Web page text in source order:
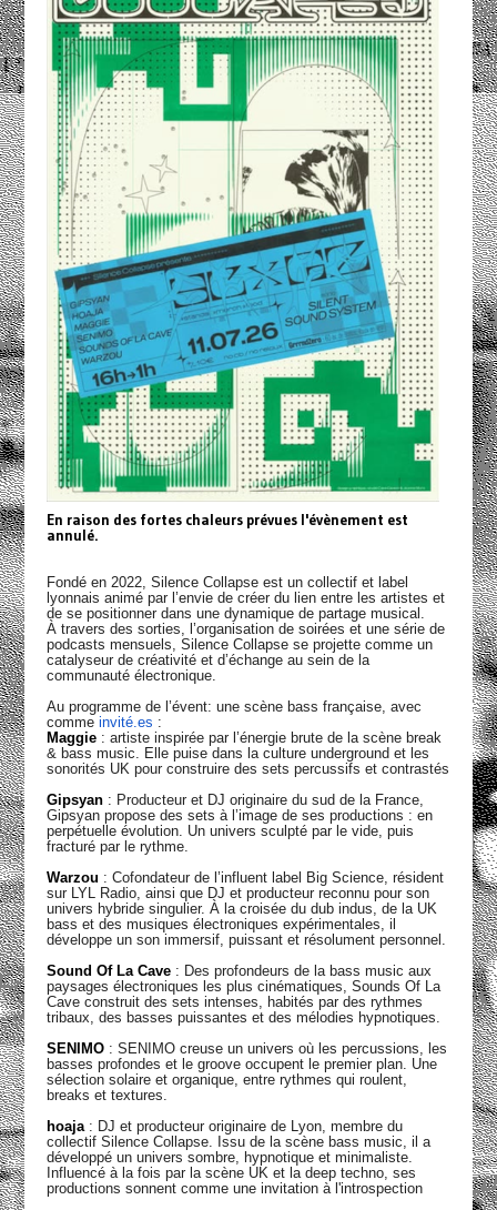
En raison des fortes chaleurs prévues l'évènement est
annulé.
Fondé en 2022, Silence Collapse est un collectif et label
lyonnais animé par l’envie de créer du lien entre les artistes et
de se positionner dans une dynamique de partage musical.
À travers des sorties, l’organisation de soirées et une série de
podcasts mensuels, Silence Collapse se projette comme un
catalyseur de créativité et d’échange au sein de la
communauté électronique.
Au programme de l’évent: une scène bass française, avec
comme invité.es :
Maggie : artiste inspirée par l’énergie brute de la scène break
& bass music. Elle puise dans la culture underground et les
sonorités UK pour construire des sets percussifs et contrastés
Gipsyan: Producteur et DJ originaire du sud de la France,
Gipsyan propose des sets à l’image de ses productions : en
perpétuelle évolution. Un univers sculpté par le vide, puis
fracturé par le rythme.
Warzou : Cofondateur de l’influent label Big Science, résident
sur LYL Radio, ainsi que DJ et producteur reconnu pour son
univers hybride singulier. À la croisée du dub indus, de la UK
bass et des musiques électroniques expérimentales, il
développe un son immersif, puissant et résolument personnel.
Sound Of La Cave : Des profondeurs de la bass music aux
paysages électroniques les plus cinématiques, Sounds Of La
Cave construit des sets intenses, habités par des rythmes
tribaux, des basses puissantes et des mélodies hypnotiques.
SENIMO: SENIMO creuse un univers où les percussions, les
basses profondes et le groove occupent le premier plan. Une
sélection solaire et organique, entre rythmes qui roulent,
breaks et textures.
hoaja: DJ et producteur originaire de Lyon, membre du
collectif Silence Collapse. Issu de la scène bass music, il a
développé un univers sombre, hypnotique et minimaliste.
Influencé à la fois par la scène UK et la deep techno, ses
productions sonnent comme une invitation à l'introspection